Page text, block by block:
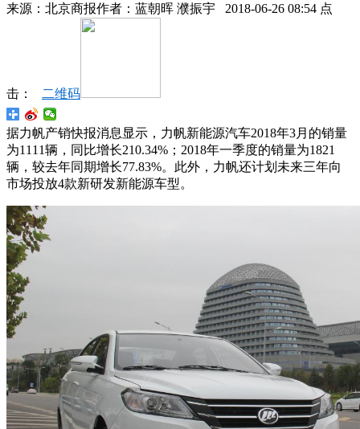
来源： 北京商报作者： 蓝朝晖 濮振宇 2018-06-26 08:54 点
击： 二维码
据力帆产销快报消息显示，力帆新能源汽车2018年3月的销量
为1111辆，同比增长210.34%；2018年一季度的销量为1821
辆，较去年同期增长77.83%。此外，力帆还计划未来三年向
市场投放4款新研发新能源车型。